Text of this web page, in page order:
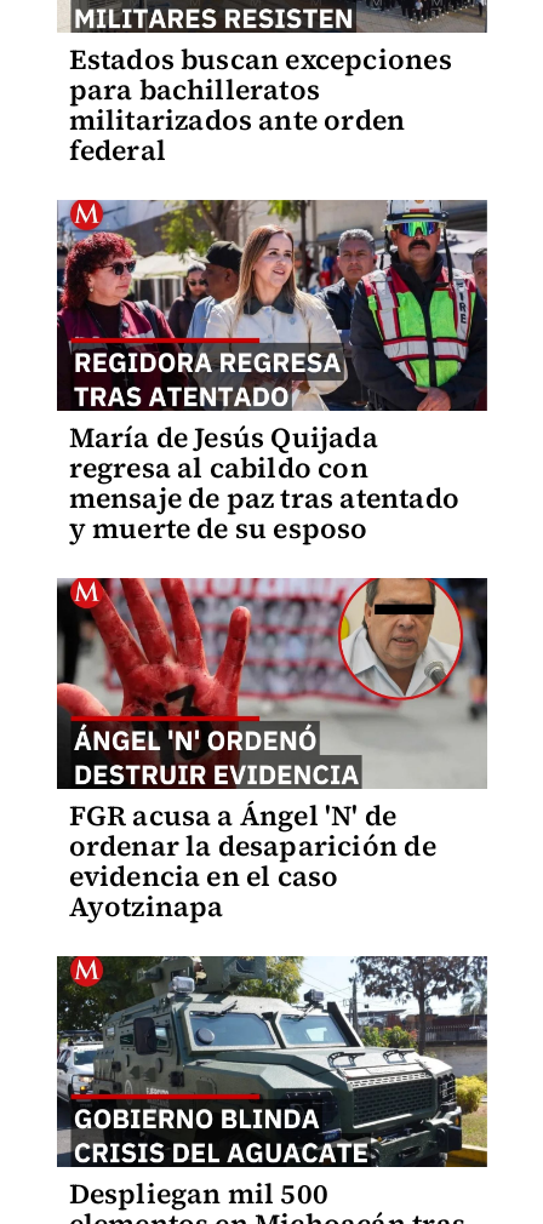
Estados buscan excepciones
para bachilleratos
militarizados ante orden
federal
María de Jesús Quijada
regresa al cabildo con
mensaje de paz tras atentado
y muerte de su esposo
FGR acusa a Ángel 'N' de
ordenar la desaparición de
evidencia en el caso
Ayotzinapa
Despliegan mil 500